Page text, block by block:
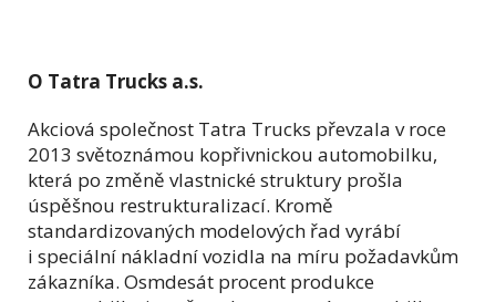
O Tatra Trucks a.s.
Akciová společnost Tatra Trucks převzala v roce
2013 světoznámou kopřivnickou automobilku,
která po změně vlastnické struktury prošla
úspěšnou restrukturalizací. Kromě
standardizovaných modelových řad vyrábí
i speciální nákladní vozidla na míru požadavkům
zákazníka. Osmdesát procent produkce